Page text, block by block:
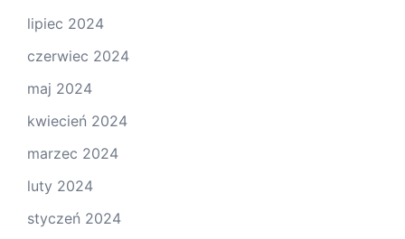
lipiec 2024
czerwiec 2024
maj 2024
kwiecień 2024
marzec 2024
luty 2024
styczeń 2024